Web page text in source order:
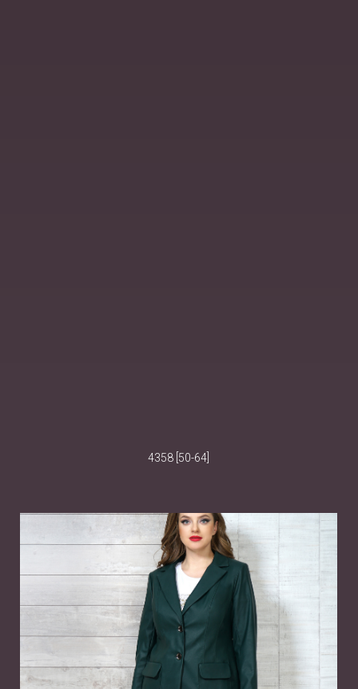
4358 [50-64]